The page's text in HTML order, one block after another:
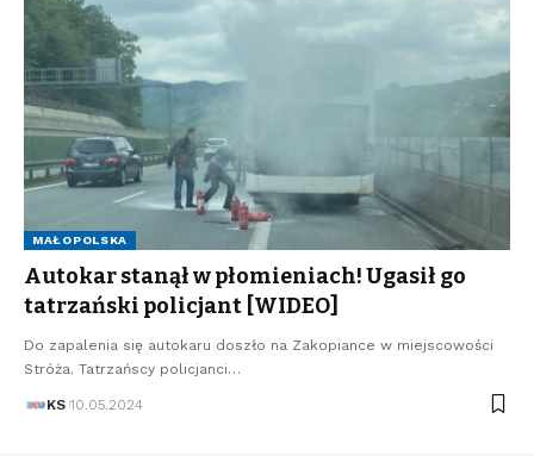
MAŁOPOLSKA
Autokar stanął w płomieniach! Ugasił go
tatrzański policjant [WIDEO]
Do zapalenia się autokaru doszło na Zakopiance w miejscowości
Stróża. Tatrzańscy policjanci…
KS 10.05.2024